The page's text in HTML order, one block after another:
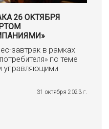
26 ОКТЯБРЯ
завтрак в рамках
по теме
управляющими
31 октября 2023 г.